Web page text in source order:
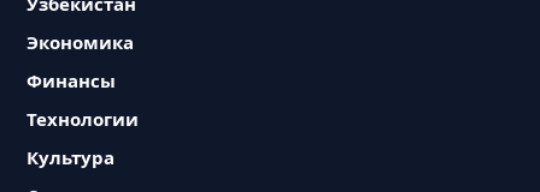
Экономика
Финансы
Технологии
Культура